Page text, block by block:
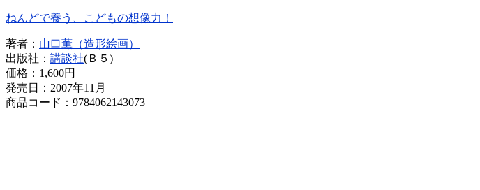
ねんどで養う、こどもの想像力！
著者： 山口薫（造形絵画）
出版社： 講談社(Ｂ５)
価格： 1,600円
発売日：2007年11月
商品コード：9784062143073